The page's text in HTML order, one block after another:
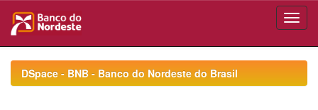
navigationDSpace - BNB - Banco do Nordeste do Brasil